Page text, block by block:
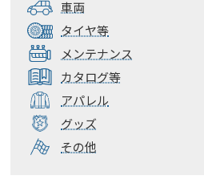
車両
タイヤ等
メンテナンス
カタログ等
アパレル
グッズ
その他